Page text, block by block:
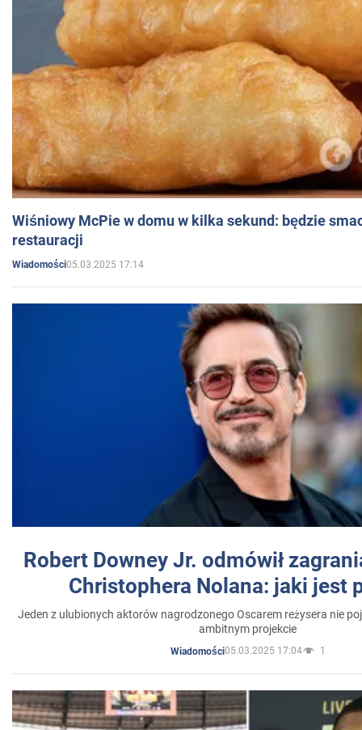
Wiśniowy McPie w domu w kilka sekund: będzie
restauracji
Wiadomości05.03.2025 17:14
Robert Downey Jr. odmówił
Christophera Nolana: jaki jest
Jeden z ulubionych aktorów nagrodzonego Oscarem reżysera nie
ambitnym projekcie
Wiadomości05.03.2025 17:04 1